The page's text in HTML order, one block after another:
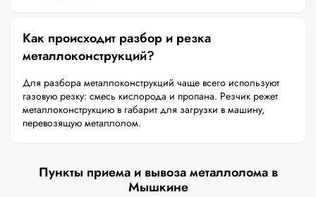
Как происходит разбор и резка
металлоконструкций?
Для разбора металлоконструкций чаще всего используют
газовую резку: смесь кислорода и пропана. Резчик режет
металлоконструкцию в габарит для загрузки в машину,
перевозящую металлолом.
Пункты приема и вывоза металлолома в
Мышкине